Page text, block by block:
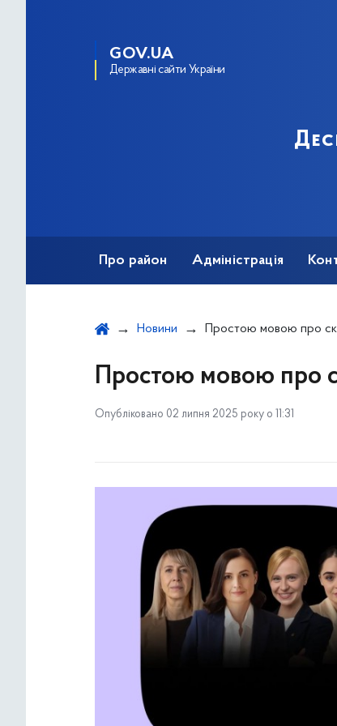
GOV.UA
Державні сайти України
Про район Адміністрація
Новини Простою мовою про
Простою мовою про
Опубліковано 02 липня 2025 року о 11:31